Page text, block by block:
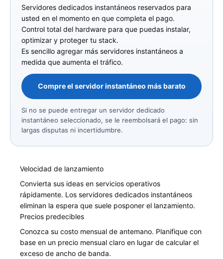
Servidores dedicados instantáneos reservados para
usted en el momento en que completa el pago.
Control total del hardware para que puedas instalar,
optimizar y proteger tu stack.
Es sencillo agregar más servidores instantáneos a
medida que aumenta el tráfico.
Compre el servidor instantáneo más barato
Si no se puede entregar un servidor dedicado
instantáneo seleccionado, se le reembolsará el pago: sin
largas disputas ni incertidumbre.
Velocidad de lanzamiento
Convierta sus ideas en servicios operativos
rápidamente. Los servidores dedicados instantáneos
eliminan la espera que suele posponer el lanzamiento.
Precios predecibles
Conozca su costo mensual de antemano. Planifique con
base en un precio mensual claro en lugar de calcular el
exceso de ancho de banda.